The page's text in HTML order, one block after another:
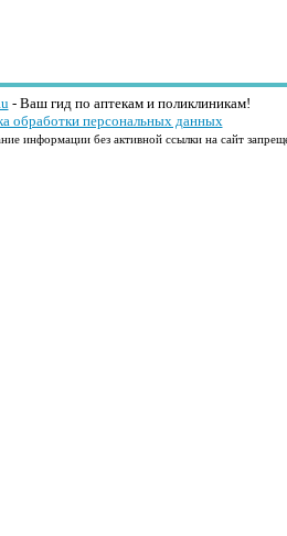
- Ваш гид по аптекам и поликлиникам!
обработки персональных данных
информации без активной ссылки на сайт